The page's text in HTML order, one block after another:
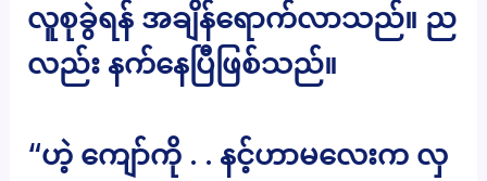
လူစုခွဲရန် အချိန်ရောက်လာသည်။ ည
လည်း နက်နေပြီဖြစ်သည်။
“ဟဲ့ ကျော်ကို . . နင့်ဟာမလေးက လှ